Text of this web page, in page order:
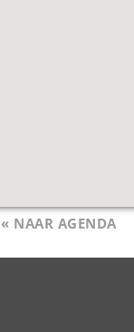
« NAAR AGENDA